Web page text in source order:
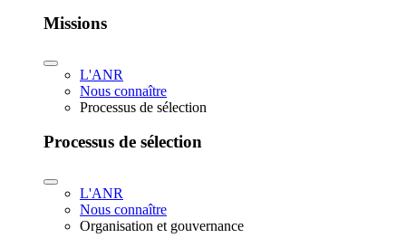
Missions
L'ANR
Nous connaître
Processus de sélection
Processus de sélection
L'ANR
Nous connaître
Organisation et gouvernance